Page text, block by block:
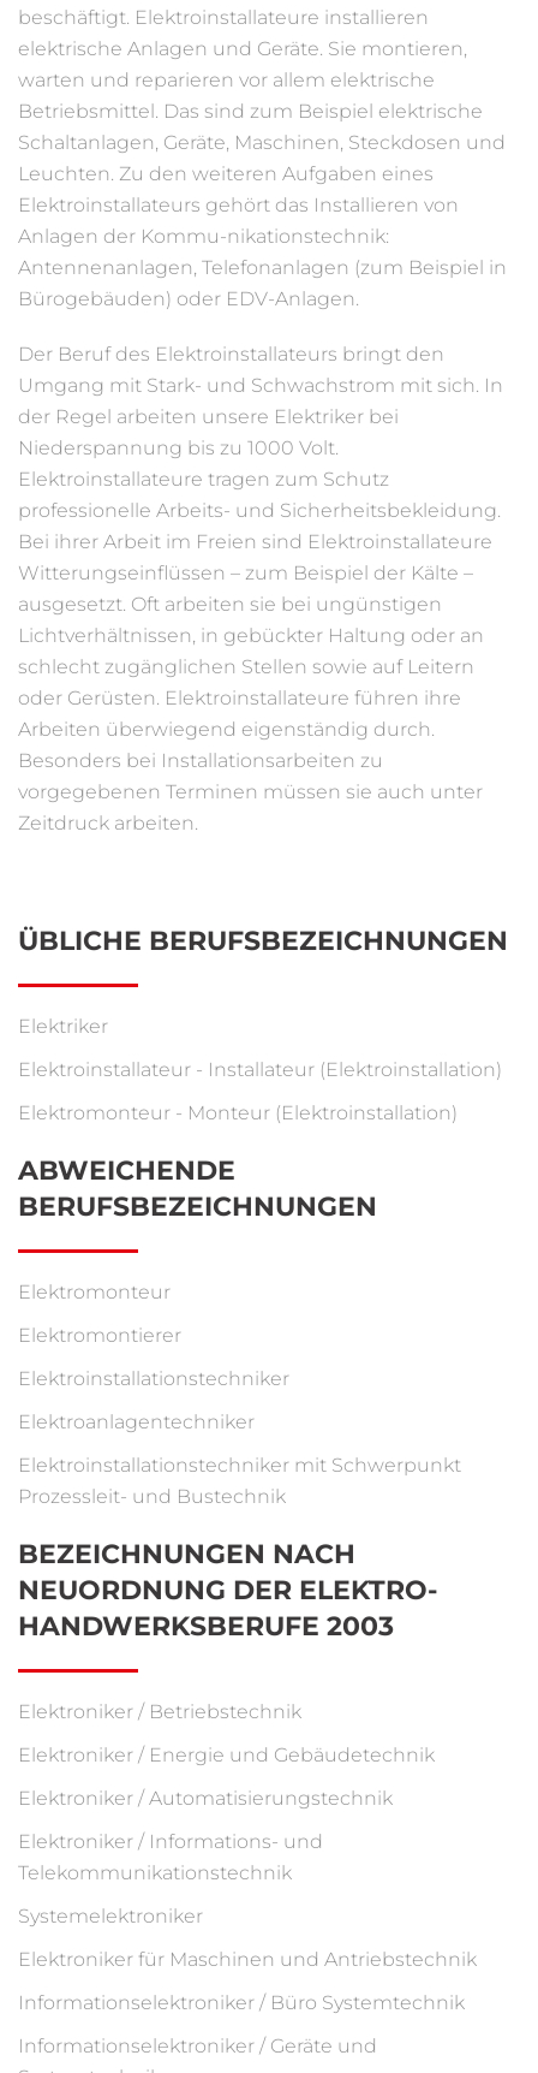
beschäftigt. Elektroinstallateure installieren
elektrische Anlagen und Geräte. Sie montieren,
warten und reparieren vor allem elektrische
Betriebsmittel. Das sind zum Beispiel elektrische
Schaltanlagen, Geräte, Maschinen, Steckdosen und
Leuchten. Zu den weiteren Aufgaben eines
Elektroinstallateurs gehört das Installieren von
Anlagen der Kommu-nikationstechnik:
Antennenanlagen, Telefonanlagen (zum Beispiel in
Bürogebäuden) oder EDV-Anlagen.
Der Beruf des Elektroinstallateurs bringt den
Umgang mit Stark- und Schwachstrom mit sich. In
der Regel arbeiten unsere Elektriker bei
Niederspannung bis zu 1000 Volt.
Elektroinstallateure tragen zum Schutz
professionelle Arbeits- und Sicherheitsbekleidung.
Bei ihrer Arbeit im Freien sind Elektroinstallateure
Witterungseinflüssen – zum Beispiel der Kälte –
ausgesetzt. Oft arbeiten sie bei ungünstigen
Lichtverhältnissen, in gebückter Haltung oder an
schlecht zugänglichen Stellen sowie auf Leitern
oder Gerüsten. Elektroinstallateure führen ihre
Arbeiten überwiegend eigenständig durch.
Besonders bei Installationsarbeiten zu
vorgegebenen Terminen müssen sie auch unter
Zeitdruck arbeiten.
ÜBLICHE BERUFSBEZEICHNUNGEN
Elektriker
Elektroinstallateur - Installateur (Elektroinstallation)
Elektromonteur - Monteur (Elektroinstallation)
ABWEICHENDE
BERUFSBEZEICHNUNGEN
Elektromonteur
Elektromontierer
Elektroinstallationstechniker
Elektroanlagentechniker
Elektroinstallationstechniker mit Schwerpunkt
Prozessleit- und Bustechnik
BEZEICHNUNGEN NACH
NEUORDNUNG DER ELEKTRO-
HANDWERKSBERUFE 2003
Elektroniker / Betriebstechnik
Elektroniker / Energie und Gebäudetechnik
Elektroniker / Automatisierungstechnik
Elektroniker / Informations- und
Telekommunikationstechnik
Systemelektroniker
Elektroniker für Maschinen und Antriebstechnik
Informationselektroniker / Büro Systemtechnik
Informationselektroniker / Geräte und